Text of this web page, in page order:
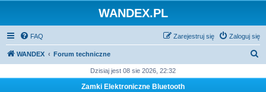
WANDEX.PL
FAQ Zaloguj się
Zarejestruj się
WANDEX Forum techniczne
Dzisiaj jest 08 sie 2026, 22:32
Zamki Elektroniczne Bluetooth